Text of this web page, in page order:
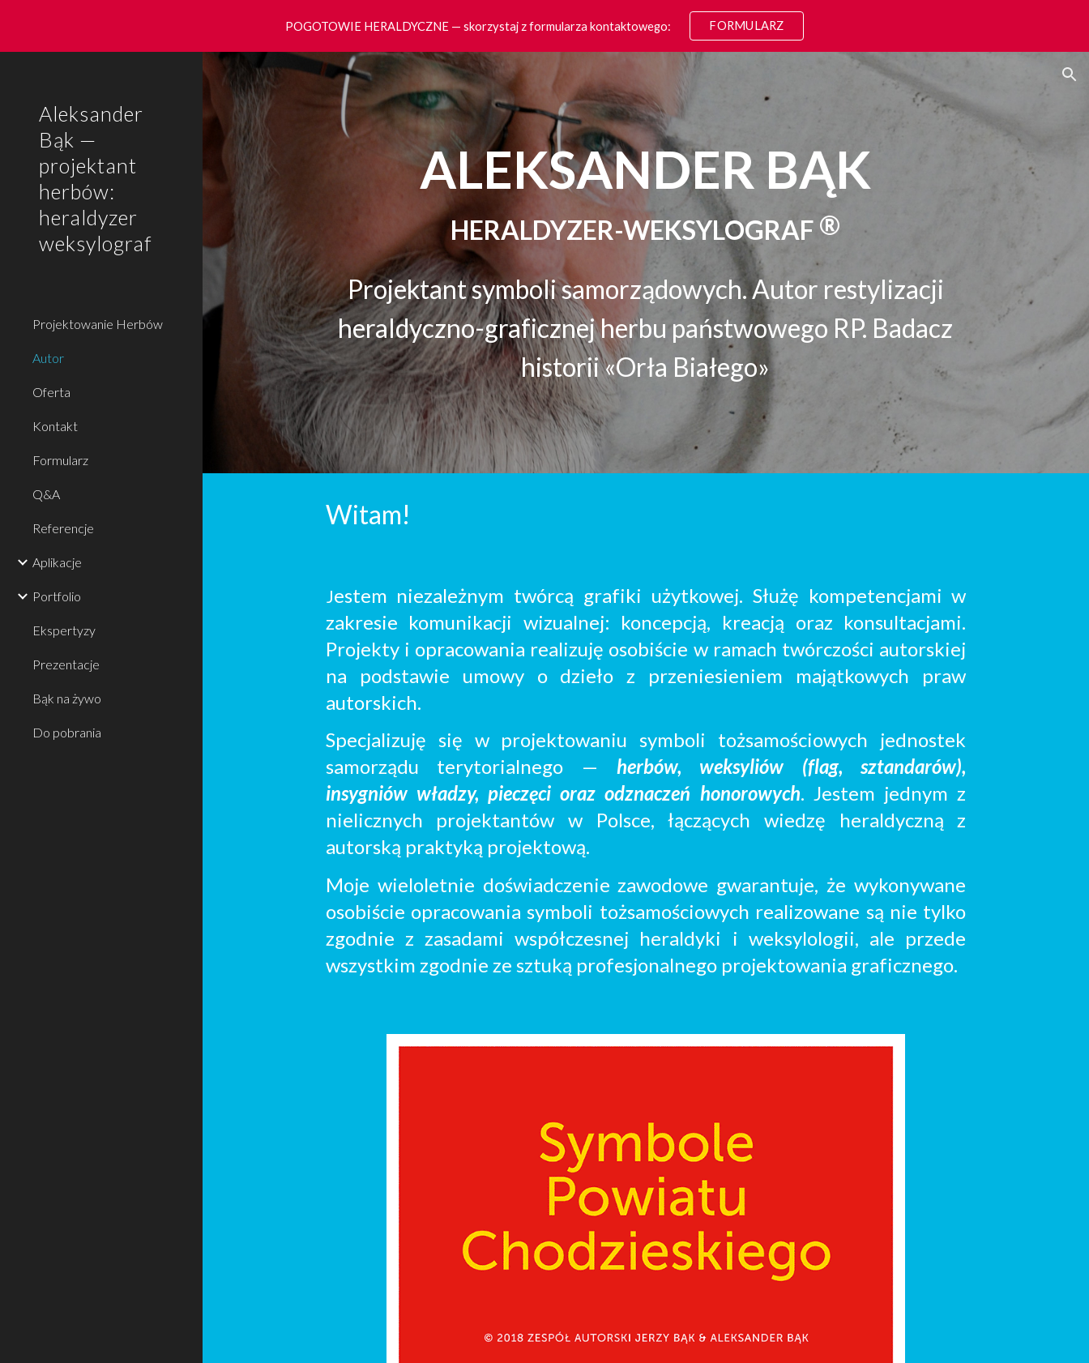
Skip to main content Skip to navigation
POGOTOWIE HERALDYCZNE — skorzystaj z formularza kontaktowego: FORMULARZ
Aleksander
Bąk —
projektant
herbów:
heraldyzer
weksylograf
Projektowanie Herbów
Autor
Oferta
Kontakt
Formularz
Q&A
Referencje
Aplikacje
Portfolio
Ekspertyzy
Prezentacje
Bąk na żywo
Do pobrania
ALEKSANDER BĄK
HERALDYZER-WEKSYLOGRAF ®
Projektant symboli samorządowych. Autor restylizacji
heraldyczno-graficznej herbu państwowego RP. Badacz
historii «Orła Białego»
Witam!
Jestem niezależnym twórcą grafiki użytkowej. Służę kompetencjami w
zakresie komunikacji wizualnej: koncepcją, kreacją oraz konsultacjami.
Projekty i opracowania realizuję osobiście w ramach twórczości autorskiej
na podstawie umowy o dzieło z przeniesieniem majątkowych praw
autorskich.
Specjalizuję się w projektowaniu symboli tożsamościowych jednostek
samorządu terytorialnego —
herbów, weksyliów (flag, sztandarów),
insygniów władzy, pieczęci oraz odznaczeń honorowych. Jestem jednym z
nielicznych
projektantów w Polsce, łączących wiedzę
heraldyczną z
autorską praktyką projektową.
Moje wieloletnie doświadczenie zawodowe gwarantuje, że wykonywane
osobiście opracowania symboli tożsamościowych realizowane są nie tylko
zgodnie z zasadami współczesnej heraldyki i weksylologii, ale przede
wszystkim zgodnie ze sztuką profesjonalnego projektowania graficznego.